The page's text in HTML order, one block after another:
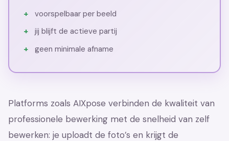
voorspelbaar per beeld
jij blijft de actieve partij
geen minimale afname
Platforms zoals AIXpose verbinden de kwaliteit van
professionele bewerking met de snelheid van zelf
bewerken: je uploadt de foto’s en krijgt de